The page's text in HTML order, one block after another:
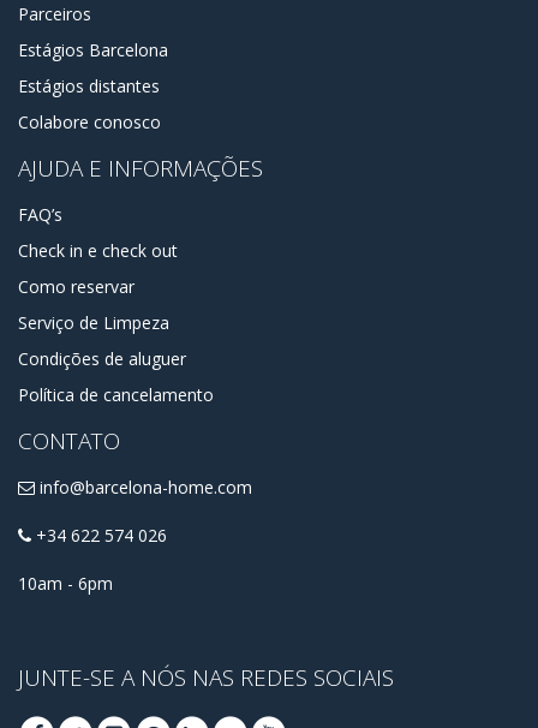
Parceiros
Estágios Barcelona
Estágios distantes
Colabore conosco
AJUDA E INFORMAÇÕES
FAQ’s
Check in e check out
Como reservar
Serviço de Limpeza
Condições de aluguer
Política de cancelamento
CONTATO
info@barcelona-home.com
+34 622 574 026
10am - 6pm
JUNTE-SE A NÓS NAS REDES SOCIAIS